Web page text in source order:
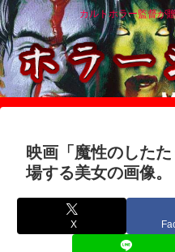
カルトホラー監督が
映画「魔性のした
場する美女の画像。
X